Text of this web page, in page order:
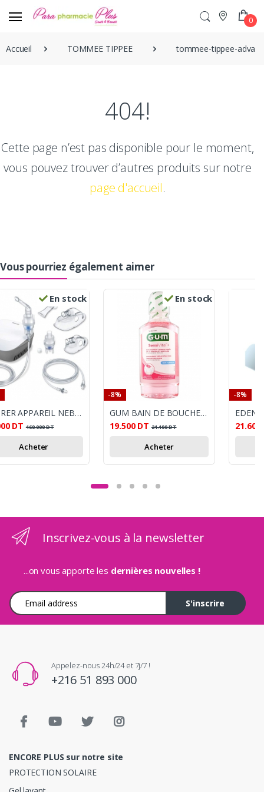
0
Accueil TOMMEE TIPPEE tommee-tippee-
404!
Cette page n’est pas disponible pour le moment,
vous pouvez trouver d’autres produits sur notre
page d'accueil.
Vous pourriez également aimer
En stock
BEURER APPAREIL NEBULISEUR AEROSOL IH18
DT 160.000DT
Acheter
En stock
-8%
GUM BAIN DE BOUCHE SENSIVITAL PLUS 300ML
19.500 DT 21.100DT
Acheter
-8%
21.600
Inscrivez-vous à la newsletter
...on vous apporte les dernières nouvelles !
Adresse e-mail
S'inscrire
Appelez-nous 24h/24 et 7j/7 !
+216 51 893 000
ENCORE PLUS sur notre site
PROTECTION SOLAIRE